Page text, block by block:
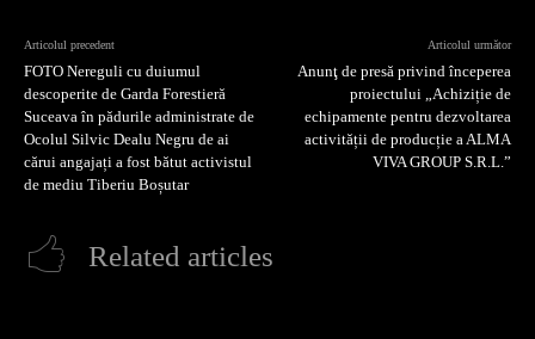
Articolul precedent
FOTO Nereguli cu duiumul
descoperite de Garda Forestieră
Suceava în pădurile administrate de
Ocolul Silvic Dealu Negru de ai
cărui angajați a fost bătut activistul
de mediu Tiberiu Boșutar
Articolul următor
Anunţ de presă privind începerea
proiectului „Achiziție de
echipamente pentru dezvoltarea
activității de producție a ALMA
VIVA GROUP S.R.L.”
Related articles